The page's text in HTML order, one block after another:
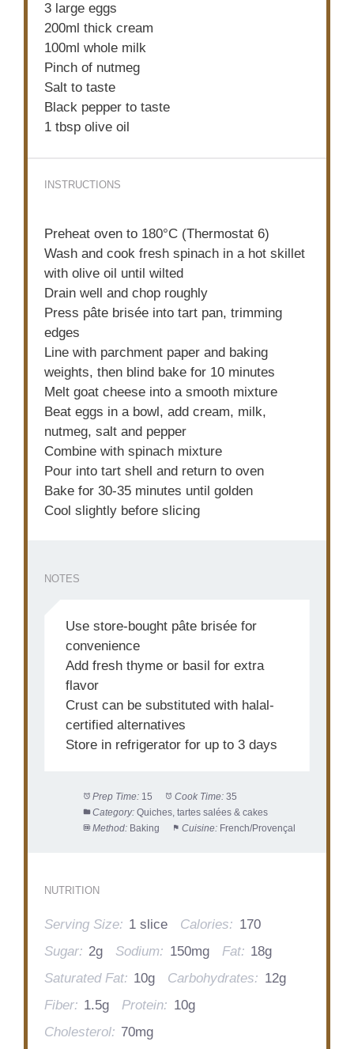
3 large eggs
200ml thick cream
100ml whole milk
Pinch of nutmeg
Salt to taste
Black pepper to taste
1 tbsp olive oil
INSTRUCTIONS
Preheat oven to 180°C (Thermostat 6)
Wash and cook fresh spinach in a hot skillet
with olive oil until wilted
Drain well and chop roughly
Press pâte brisée into tart pan, trimming
edges
Line with parchment paper and baking
weights, then blind bake for 10 minutes
Melt goat cheese into a smooth mixture
Beat eggs in a bowl, add cream, milk,
nutmeg, salt and pepper
Combine with spinach mixture
Pour into tart shell and return to oven
Bake for 30-35 minutes until golden
Cool slightly before slicing
NOTES
Use store-bought pâte brisée for
convenience
Add fresh thyme or basil for extra
flavor
Crust can be substituted with halal-
certified alternatives
Store in refrigerator for up to 3 days
Prep Time: 15 Cook Time: 35
Category: Quiches, tartes salées & cakes
Method: Baking Cuisine: French/Provençal
NUTRITION
Serving Size: 1 slice Calories: 170
Sugar: 2g Sodium: 150mg Fat: 18g
Saturated Fat: 10g Carbohydrates: 12g
Fiber: 1.5g Protein: 10g
Cholesterol: 70mg